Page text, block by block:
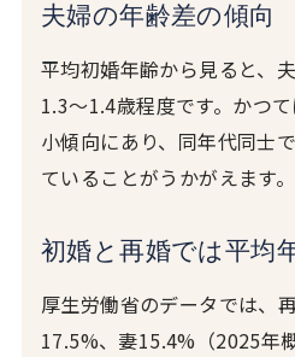
夫婦の年齢差の傾向
平均初婚年齢から見ると、
1.3〜1.4歳程度です。かつ
小傾向にあり、同年代同士
ていることがうかがえます。
初婚と再婚では平均
厚生労働省のデータでは、
17.5%、妻15.4%（2025年